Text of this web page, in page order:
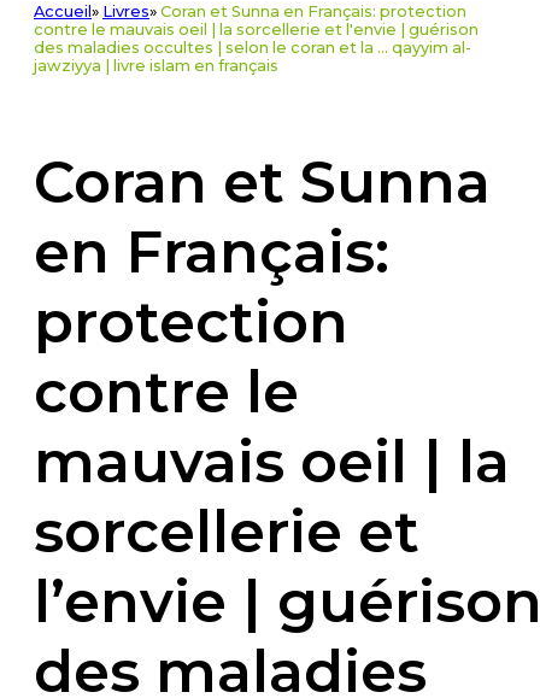
Accueil » Livres» Coran et Sunna en Français: protection
contre le mauvais oeil | la sorcellerie et l'envie | guérison
des maladies occultes | selon le coran et la ... qayyim al-
jawziyya | livre islam en français
Coran et Sunna
en Français:
protection
contre le
mauvais oeil | la
sorcellerie et
l’envie |
des maladies